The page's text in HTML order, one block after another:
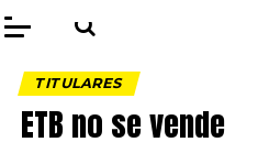
TITULARES
ETB no se vende